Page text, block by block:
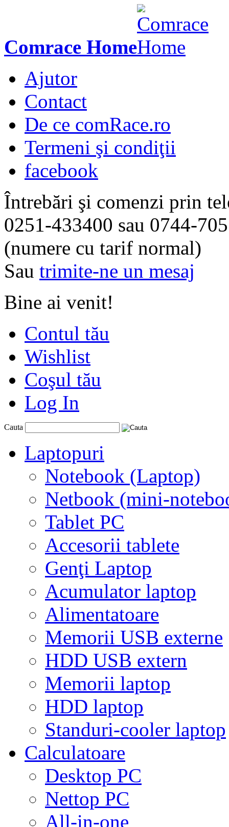
Comrace Home
Ajutor
Contact
De ce comRace.ro
Termeni şi condiţii
facebook
Întrebări şi comenzi prin
0251-433400 sau 0744-
(numere cu tarif normal)
Sau trimite-ne un mesaj
Bine ai venit!
Contul tău
Wishlist
Coşul tău
Log In
Cauta
Laptopuri
Notebook (Laptop)
Netbook (mini-
Tablet PC
Accesorii tablete
Genţi Laptop
Acumulator laptop
Alimentatoare
Memorii USB externe
HDD USB extern
Memorii laptop
HDD laptop
Standuri-cooler laptop
Calculatoare
Desktop PC
Nettop PC
All-in-one